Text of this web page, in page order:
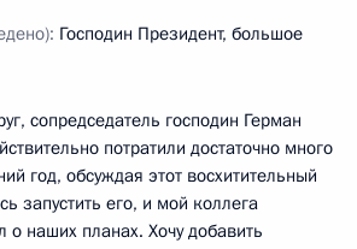
Господин Президент, большое
сопредседатель господин Герман
потратили достаточно много
год, обсуждая этот восхитительный
запустить его, и мой коллега
о наших планах. Хочу добавить